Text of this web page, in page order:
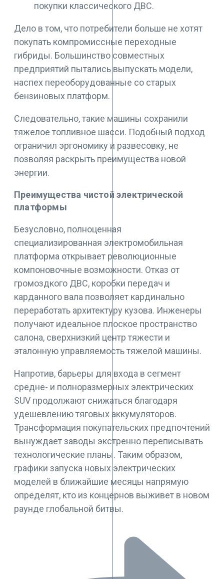
покупки классического ДВС.
Дело в том, что потребители больше не хотят
покупать компромиссные переходные
гибриды. Большинство совместных
предприятий пытались выпускать модели,
наспех переоборудованные со старых
бензиновых платформ.
Следовательно, такие машины сохранили
тяжелое топливное шасси. Подобный подход
ограничил эргономику и развесовку, не
позволяя раскрыть преимущества новой
энергии.
Преимущества чистой электрической
платформы
Безусловно, полноценная
специализированная электромобильная
платформа открывает революционные
компоновочные возможности. Отказ от
громоздкого ДВС, коробки передач и
карданного вала позволяет кардинально
переработать архитектуру кузова. Инженеры
получают идеальное плоское пространство
салона, сверхнизкий центр тяжести и
эталонную управляемость тяжелой машины.
Напротив, барьеры для входа в сегмент
средне- и полноразмерных электрических
SUV продолжают снижаться благодаря
удешевлению тяговых аккумуляторов.
Трансформация покупательских предпочтений
вынуждает заводы экстренно переписывать
технологические планы. Таким образом,
графики запуска новых электрических
моделей в ближайшие месяцы напрямую
определят, кто из концернов выживет в новом
раунде глобальной битвы.